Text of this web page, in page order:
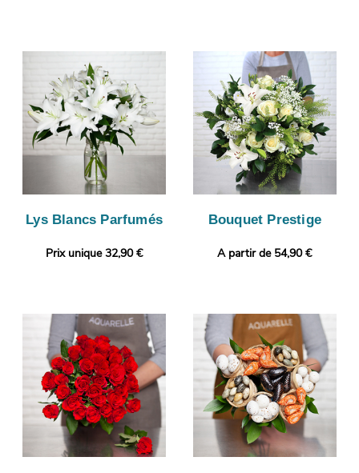
Lys Blancs Parfumés
Prix unique 32,90 €
Bouquet Prestige
A partir de 54,90 €